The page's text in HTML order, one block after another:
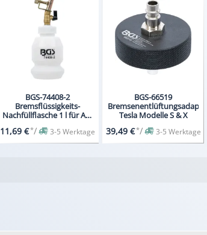
BGS-74408-2
Bremsflüssigkeits-
Nachfüllflasche 1 l für Art.
11,69 €*/ 3-5 Werktage
BGS-66519
Bremsenentlüftungsadapter,
Tesla Modelle S & X
39,49 €*/ 3-5 Werktage